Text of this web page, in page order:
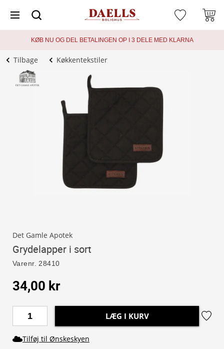
KØB NU OG DEL BETALINGEN OP I 3 DELE MED KLARNA
Tilbage Køkkentekstiler
Det Gamle Apotek
Grydelapper i sort
Varenr. 28410
34,00 kr
LÆG I KURV
Tilføj til Ønskeskyen